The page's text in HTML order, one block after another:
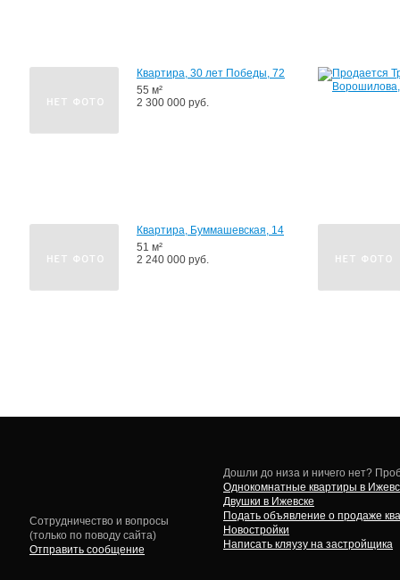
Квартира, 30 лет Победы, 72
55 м²
2 300 000 руб.
Квартира, Буммашевская, 14
51 м²
2 240 000 руб.
Сотрудничество и вопросы
(только по поводу сайта)
Отправить сообщение
Дошли до низа и ничего нет?
Однокомнатные квартиры в
Двушки в Ижевске
Подать объявление о продаже
Новостройки
Написать кляузу на застройщика